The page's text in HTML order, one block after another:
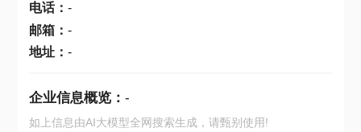
电话： -
邮箱： -
地址： -
企业信息概览： -
如上信息由AI大模型全网搜索生成，请甄别使用!